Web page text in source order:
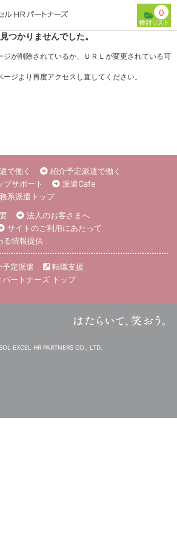
0
つかりませんでした。
ジが削除されているか、ＵＲＬが変更されている可
ジより再度アクセスし直してください。
で働く
紹介予定派遣で働く
プサポート
派遣Cafe
系派遣トップ
法人のお客さまへ
サイトのご利用にあたって
る情報提供
定派遣
転職支援
ートナーズ トップ
EXCEL HR PARTNERS CO., LTD.